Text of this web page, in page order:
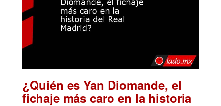
¿Quién es Yan Diomande, el
fichaje más caro en la historia